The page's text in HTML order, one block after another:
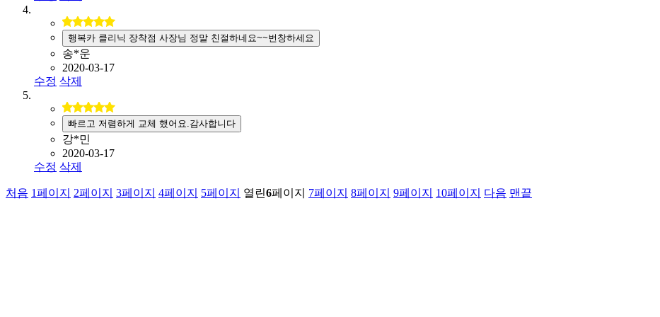
행복카 클리닉 장착점 사장님 정말 친절하네요~~번창하세요
송*운
2020-03-17
수정 삭제
빠르고 저렴하게 교체 했어요.감사합니다
강*민
2020-03-17
수정 삭제
처음 1페이지 2페이지 3페이지 4페이지 5페이지 열린6페이지 7페이지 8페이지 9페이지 10페이지 다음 맨끝